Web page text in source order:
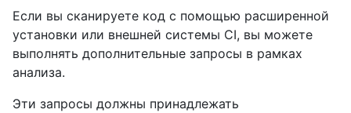
Если вы сканируете код с помощью расширенной
установки или внешней системы CI, вы можете
выполнять дополнительные запросы в рамках
анализа.
Эти запросы должны принадлежать